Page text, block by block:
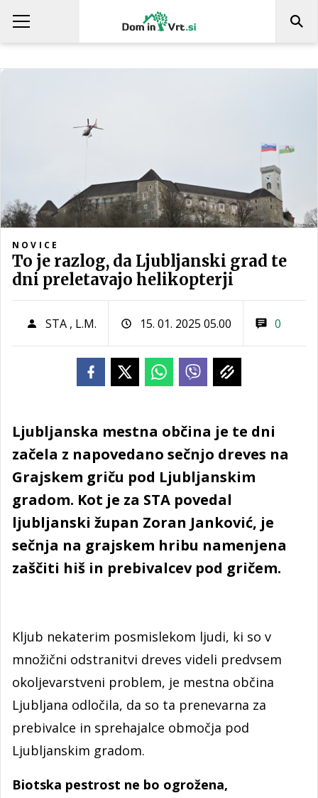
NOVICE
To je razlog, da Ljubljanski grad te
dni preletavajo helikopterji
STA , L.M. 15. 01. 2025 05.00 0
Ljubljanska mestna občina je te dni
začela z napovedano sečnjo dreves na
Grajskem griču pod Ljubljanskim
gradom. Kot je za STA povedal
ljubljanski župan Zoran Janković, je
sečnja na grajskem hribu namenjena
zaščiti hiš in prebivalcev pod gričem.
Kljub nekaterim posmislekom ljudi, ki so v
množični odstranitvi dreves videli predvsem
okoljevarstveni problem, je mestna občina
Ljubljana odločila, da so ta prenevarna za
prebivalce in sprehajalce območja pod
Ljubljanskim gradom.
Biotska pestrost ne bo ogrožena,